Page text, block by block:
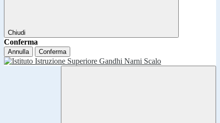
Chiudi
Conferma
Annulla Conferma